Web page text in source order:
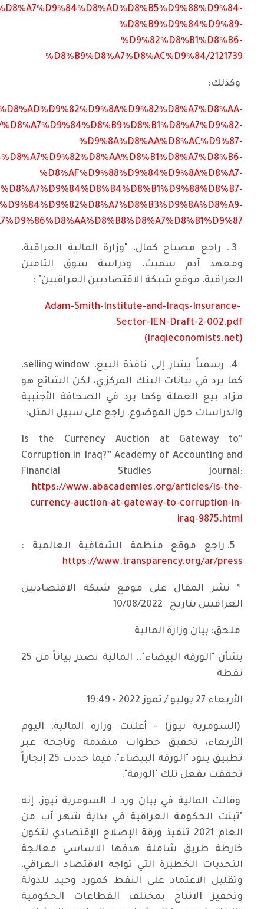
%D8%B9%D9%84%D9%89-
%D9%82%D8%B1%D8%B6-
%D8%B9%D8%A7%D8%AC%D9%84/2121739
وكذلك:
%D9%8A%D8%AA%D8%AC%D9%87-
%D8%AF%D9%88%D9%84%D9%8A%D8%A7-
3 . راجع مصباح كمال، "وزارة المالية العراقية،
ومعهد آدم سميث، ودراسة سوق التامين
العراقية، موقع شبكة الاقتصاديين العراقيين" :
Adam-Smith-Institute-and-Iraqs-Insurance-
Sector-IEN-Draft-2-002.pdf
(iraqieconomists.net)
4. رسمياً يشار إلى نافذة البيع، selling window،
كما يرد في بيانات البنك المركزي، لكن الشائع هو
مزاد بيع العملة وكما يرد في الصحافة الأجنبية
والدراسات حول الموضوع. راجع على سبيل المثل:
“Is the Currency Auction at Gateway to
Corruption in Iraq?” Academy of Accounting and
Financial Studies Journal:
https://www.abacademies.org/articles/is-the-
currency-auction-at-gateway-to-corruption-in-
iraq-9875.html
https://www.transparency.org/ar/press
* نشر المقال على موقع شبكة الاقتصاديين
العراقيين بتاريخ 10/08/2022
ملحق: بيان وزارة المالية
بشأن "الورقة البيضاء".. المالية تصدر بياناً من 25
نقطة
الأربعاء 27 يوليو / تموز 2022 - 19:49
(السومرية نيوز) - أعلنت وزارة المالية، اليوم
الأربعاء، تحقيق خطوات متقدمة وناجحة عبر
تطبيق بنود "الورقة البيضاء"، فيما حددت 25 إنجازاً
تحققت بفعل تلك "الورقة".
وقالت المالية في بيان ورد لـ السومرية نيوز، إنه
"تبنت الحكومة العراقية في بداية شهر آب من
العام 2021 تنفيذ ورقة الإصلاح الإقتصادي لتكون
خارطة طريق شاملة هدفها الاساسي معالجة
التحديات الخطيرة التي تواجه الاقتصاد العراقي،
وتقليل الاعتماد على النفط كمورد وحيد للدولة
وتحفيز الانتاج بمختلف القطاعات الحكومية